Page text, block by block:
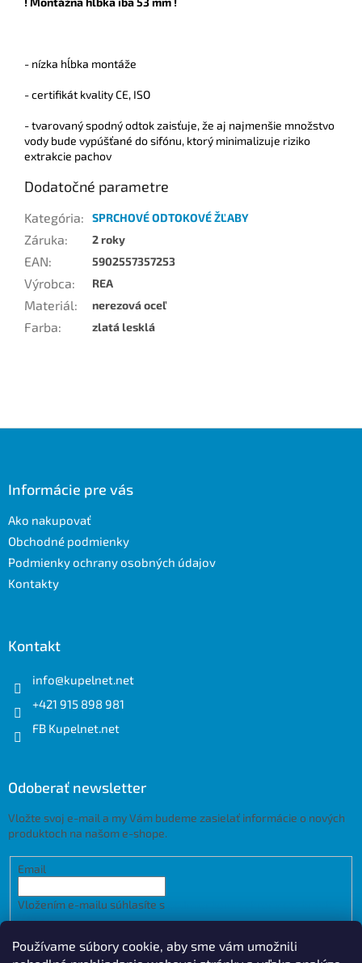
Používame súbory cookie, aby sme vám umožnili
- nízka hĺbka montáže
- certifikát kvality CE, ISO
- tvarovaný spodný odtok zaisťuje, že aj najmenšie množstvo
vody bude vypúšťané do sifónu, ktorý minimalizuje riziko
extrakcie pachov
Dodatočné parametre
Kategória: SPRCHOVÉ ODTOKOVÉ ŽĽABY
Záruka: 2 roky
EAN: 5902557357253
Výrobca: REA
Materiál: nerezová oceľ
Farba: zlatá lesklá
Informácie pre vás
Ako nakupovať
Obchodné podmienky
Podmienky ochrany osobných údajov
Kontakty
Kontakt
info@kupelnet.net
+421 915 898 981
FB Kupelnet.net
Odoberať newsletter
Vložte svoj e-mail a my Vám budeme zasielať informácie o nových
produktoch na našom e-shope.
Email
Vložením e-mailu súhlasíte s
údajov
PRIHLÁSIŤ SA